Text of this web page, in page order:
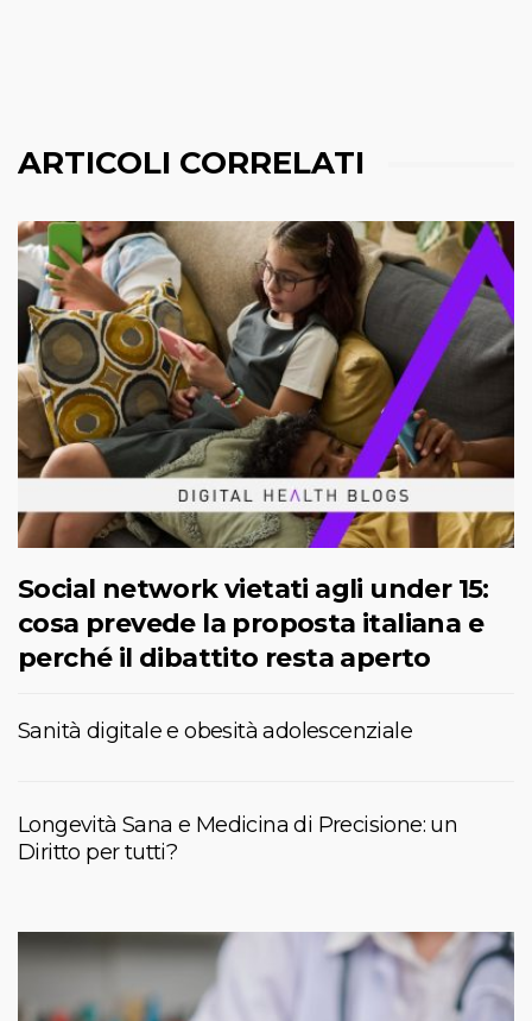
ARTICOLI CORRELATI
Social network vietati agli under 15:
cosa prevede la proposta italiana e
perché il dibattito resta aperto
Sanità digitale e obesità adolescenziale
Longevità Sana e Medicina di Precisione: un
Diritto per tutti?